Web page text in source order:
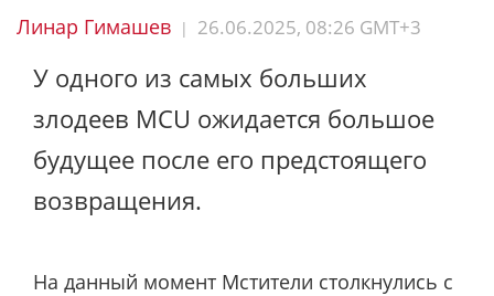
Линар Гимашев | 26.06.2025, 08:26 GMT+3
У одного из самых больших
злодеев MCU ожидается большое
будущее после его предстоящего
возвращения.
На данный момент Мстители столкнулись с